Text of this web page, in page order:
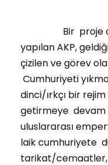
Bir proje
yapılan AKP,
çizilen ve görev
Cumhuriyeti
dinci/ırkçı bir
getirmeye devam
uluslararası
laik cumhuriyete
tarikat/cemaatler,